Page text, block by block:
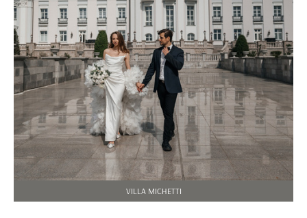
VILLA MICHETTI